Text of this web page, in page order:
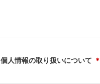
個人情報の取り扱いについて ＊